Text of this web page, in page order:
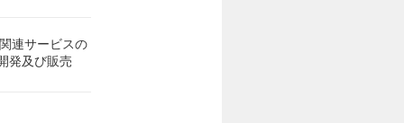
連サービスの
発及び販売